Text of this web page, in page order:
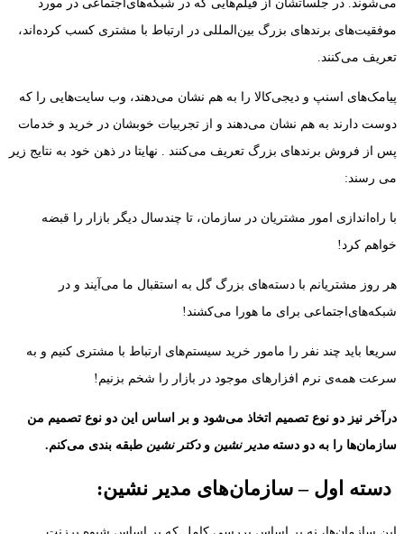
می‌شوند. در جلساتشان از فیلم‌هایی که در شبکه‌های‌اجتماعی در مورد
موفقیت‌های برندهای بزرگ بین‌المللی در ارتباط با مشتری کسب کرده‌اند،
تعریف می‌کنند.
پیامک‌های اسنپ و دیجی‌کالا را به هم نشان می‌دهند، وب سایت‌هایی را که
دوست دارند به هم نشان می‌دهند و از تجربیات خوبشان در خرید و خدمات
پس از فروش برندهای بزرگ تعریف می‌کنند . نهایتا در ذهن خود به نتایج زیر
می رسند:
با راه‌اندازی امور مشتریان در سازمان، تا چندسال دیگر بازار را قبضه
خواهم کرد!
هر روز مشتریانم با دسته‌های بزرگ گل به استقبال ما می‌آیند و در
شبکه‌های‌اجتماعی برای ما هورا می‌کشند!
سریعا باید چند نفر را مامور خرید سیستم‌های ارتباط با مشتری کنیم و به
سرعت همه‌ی نرم افزارهای موجود در بازار را شخم بزنیم!
درآخر نیز دو نوع تصمیم اتخاذ می‌شود و بر اساس این دو نوع تصمیم من
سازمان‌ها را به دو دستهمدیر نشین ودکتر نشین طبقه بندی می‌کنم.
دسته اول – سازمان‌های مدیر نشین: